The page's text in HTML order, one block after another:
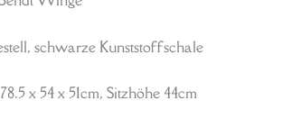
schwarze Kunststoffschale
x 54 x 51cm, Sitzhöhe 44cm